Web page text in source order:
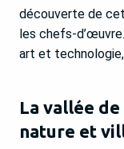
découverte de
les chefs-
art et
La vallée
nature et